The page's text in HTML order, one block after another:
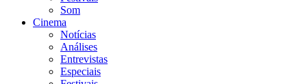
Som
Cinema
Notícias
Análises
Entrevistas
Especiais